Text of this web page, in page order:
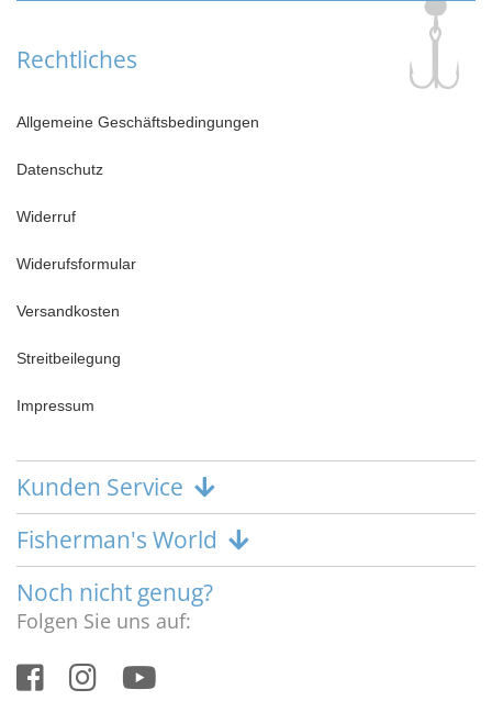
Rechtliches
Allgemeine Geschäftsbedingungen
Datenschutz
Widerruf
Widerufsformular
Versandkosten
Streitbeilegung
Impressum
Kunden Service
Fisherman's World
Noch nicht genug?
Folgen Sie uns auf: